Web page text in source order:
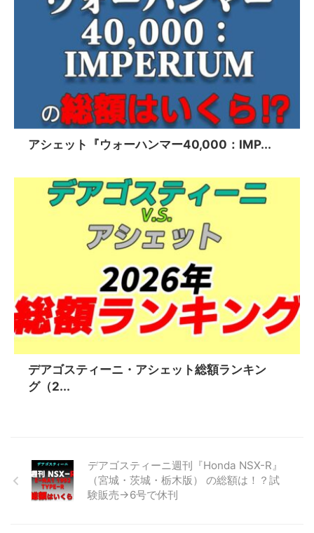
アシェット『ウォーハンマー40,000：IMP...
デアゴスティーニ・アシェット総額ランキン
グ（2...
デアゴスティーニ週刊『Honda NSX-R』
（宮城・茨城・栃木版） の総額は！？試
験販売→6号で休刊